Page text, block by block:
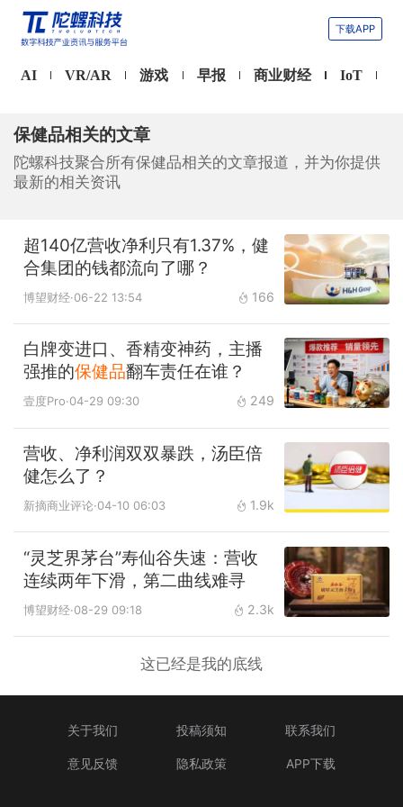
下载APP
AI VR/AR 游戏 早报 商业财经 IoT
保健品相关的文章
陀螺科技聚合所有保健品相关的文章报道，并为你提供
最新的相关资讯
超140亿营收净利只有1.37%，健
合集团的钱都流向了哪？
博望财经·06-22 13:54 166
白牌变进口、香精变神药，主播
强推的保健品翻车责任在谁？
壹度Pro·04-29 09:30 249
营收、净利润双双暴跌，汤臣倍
健怎么了？
新摘商业评论·04-10 06:03 1.9k
“灵芝界茅台”寿仙谷失速：营收
连续两年下滑，第二曲线难寻
博望财经·08-29 09:18 2.3k
这已经是我的底线
关于我们 投稿须知 联系我们
意见反馈 隐私政策 APP下载